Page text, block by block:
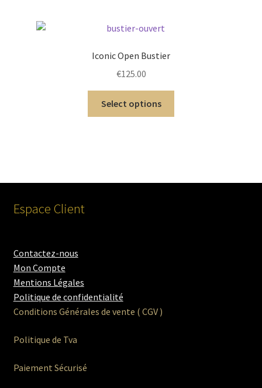
Iconic Open Bustier
€125.00
Select options
Espace Client
Contactez-nous
Mon Compte
Mentions Légales
Politique de confidentialité
Conditions Générales de vente ( CGV )
Politique de Tva
Paiement Sécurisé